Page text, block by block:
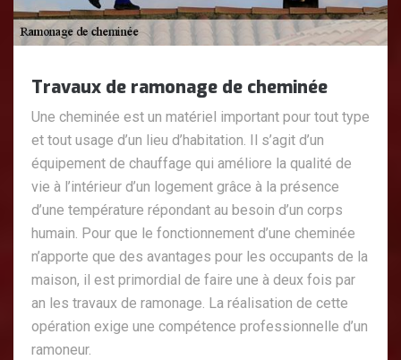
Travaux de ramonage de cheminée
Une cheminée est un matériel important pour tout type
et tout usage d’un lieu d’habitation. Il s’agit d’un
équipement de chauffage qui améliore la qualité de
vie à l’intérieur d’un logement grâce à la présence
d’une température répondant au besoin d’un corps
humain. Pour que le fonctionnement d’une cheminée
n’apporte que des avantages pour les occupants de la
maison, il est primordial de faire une à deux fois par
an les travaux de ramonage. La réalisation de cette
opération exige une compétence professionnelle d’un
ramoneur.